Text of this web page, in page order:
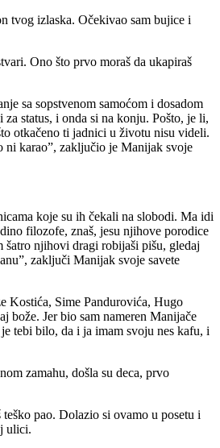
tvog izlaska. Očekivao sam bujice i
Ono što prvo moraš da ukapiraš
sa sopstvenom samoćom i dosadom
status, i onda si na konju. Pošto, je li,
otkačeno ti jadnici u životu nisu videli.
ni karao”, zaključio je Manijak svoje
koje su ih čekali na slobodi. Ma idi
filozofe, znaš, jesu njihove porodice
šatro njihovi dragi robijaši pišu, gledaj
zaključi Manijak svoje savete
Kostića, Sime Pandurovića, Hugo
bože. Jer bio sam nameren Manijače
tebi bilo, da i ja imam svoju nes kafu, i
zamahu, došla su deca, prvo
pao. Dolazio si ovamo u posetu i
ulici.